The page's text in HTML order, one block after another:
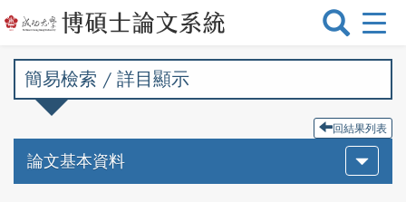
選
切
簡易檢索 / 詳目顯示
回結果列表
論文基本資料